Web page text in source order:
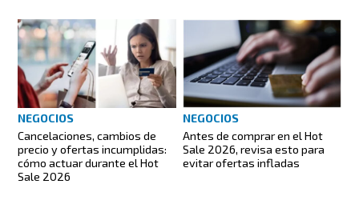
NEGOCIOS
Cancelaciones, cambios de
precio y ofertas incumplidas:
cómo actuar durante el Hot
Sale 2026
NEGOCIOS
Antes de comprar en el Hot
Sale 2026, revisa esto para
evitar ofertas infladas